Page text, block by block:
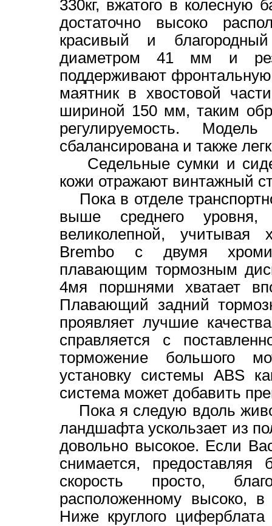
330кг, вжатого в
достаточно высоко
красивый и
диаметром 41 мм и
поддерживают
маятник в хвостовой
шириной 150 мм, таким
регулируемость.
сбалансирована и также
Седельные сумки и
кожи отражают винтажный
Пока в отделе
выше среднего уровня,
великолепной, учитывая
Brembo с двумя
плавающим тормозным
4мя поршнями хватает
Плавающий задний
проявляет лучшие
справляется с
торможение большого
установку системы ABS
система может добавить
Пока я следую вдоль
ландшафта ускользает из
довольно высокое. Если
снимается, предоставляя
скорость просто,
расположенному высоко,
Ниже круглого